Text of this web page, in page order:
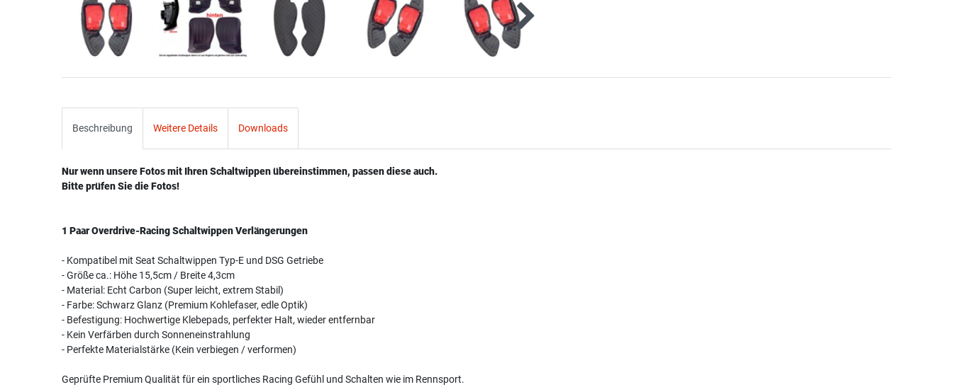
Beschreibung Weitere Details Downloads
Nur wenn unsere Fotos mit Ihren Schaltwippen übereinstimmen, passen diese auch.
Bitte prüfen Sie die Fotos!
1 Paar Overdrive-Racing Schaltwippen Verlängerungen
- Kompatibel mit Seat Schaltwippen Typ-E und DSG Getriebe
- Größe ca.: Höhe 15,5cm / Breite 4,3cm
- Material: Echt Carbon (Super leicht, extrem Stabil)
- Farbe: Schwarz Glanz (Premium Kohlefaser, edle Optik)
- Befestigung: Hochwertige Klebepads, perfekter Halt, wieder entfernbar
- Kein Verfärben durch Sonneneinstrahlung
- Perfekte Materialstärke (Kein verbiegen / verformen)
Geprüfte Premium Qualität für ein sportliches Racing Gefühl und Schalten wie im Rennsport.